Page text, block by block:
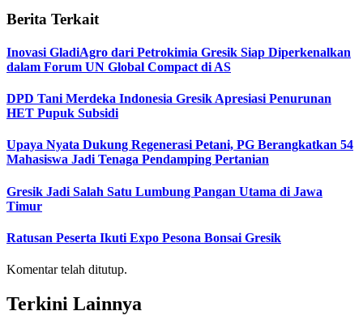
Berita Terkait
Inovasi GladiAgro dari Petrokimia Gresik Siap Diperkenalkan
dalam Forum UN Global Compact di AS
DPD Tani Merdeka Indonesia Gresik Apresiasi Penurunan
HET Pupuk Subsidi
Upaya Nyata Dukung Regenerasi Petani, PG Berangkatkan 54
Mahasiswa Jadi Tenaga Pendamping Pertanian
Gresik Jadi Salah Satu Lumbung Pangan Utama di Jawa
Timur
Ratusan Peserta Ikuti Expo Pesona Bonsai Gresik
Komentar telah ditutup.
Terkini Lainnya